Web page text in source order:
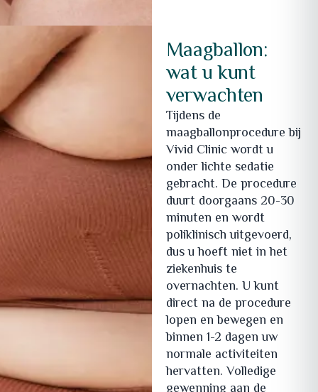
Maagballon:
wat u kunt
verwachten
Tijdens de
maagballonprocedure bij
Vivid Clinic wordt u
onder lichte sedatie
gebracht. De procedure
duurt doorgaans 20-30
minuten en wordt
poliklinisch uitgevoerd,
dus u hoeft niet in het
ziekenhuis te
overnachten. U kunt
direct na de procedure
lopen en bewegen en
binnen 1-2 dagen uw
normale activiteiten
hervatten. Volledige